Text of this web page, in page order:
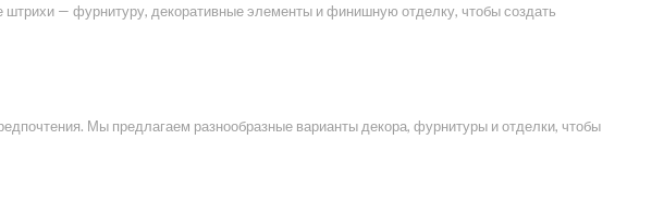
— фурнитуру, декоративные элементы и финишную отделку, чтобы создать
Мы предлагаем разнообразные варианты декора, фурнитуры и отделки, чтобы